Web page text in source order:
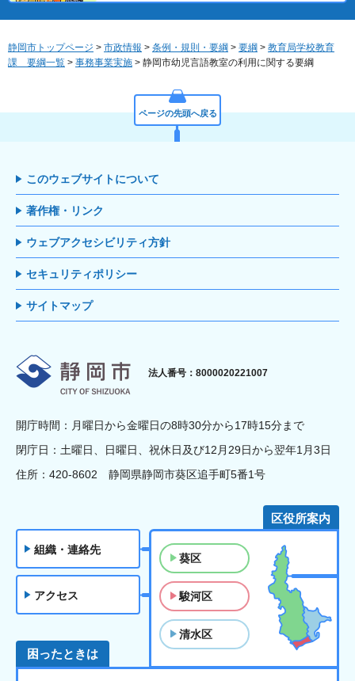
静岡市トップページ > 市政情報 > 条例・規則・要綱 > 要綱 > 教育局学校教育
課 要綱一覧 > 事務事業実施 > 静岡市幼児言語教室の利用に関する要綱
ページの先頭へ戻る
このウェブサイトについて
著作権・リンク
ウェブアクセシビリティ方針
セキュリティポリシー
サイトマップ
静岡市
法人番号：8000020221007
開庁時間：月曜日から金曜日の8時30分から17時15分まで
閉庁日：土曜日、日曜日、祝休日及び12月29日から翌年1月3日
住所：420-8602 静岡県静岡市葵区追手町5番1号
組織・連絡先
アクセス
区役所案内
葵区
駿河区
清水区
困ったときは